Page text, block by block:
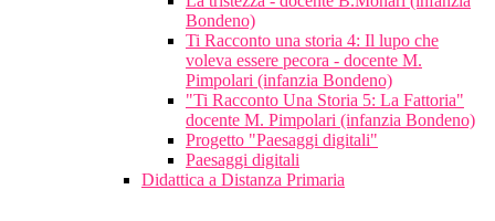
Bondeno)
Ti Racconto una storia 4: Il lupo che
voleva essere pecora - docente M.
Pimpolari (infanzia Bondeno)
"Ti Racconto Una Storia 5: La Fattoria"
docente M. Pimpolari (infanzia Bondeno)
Progetto "Paesaggi digitali"
Paesaggi digitali
Didattica a Distanza Primaria